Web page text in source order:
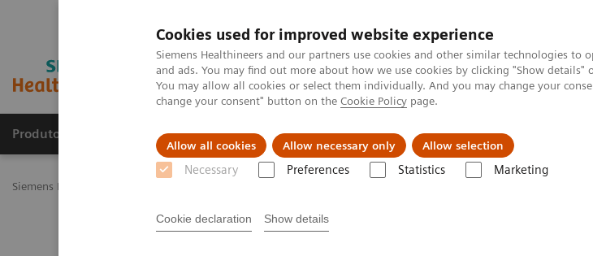
Cookies used for improved website experience
Siemens Healthineers and our partners use cookies and other similar technologies to
and ads. You may find out more about how we use cookies by clicking "Show details"
You may allow all cookies or select them individually. And you may change your
change your consent" button on the Cookie Policy page.
Allow all cookies Allow necessary only Allow selection
Necessary Preferences Statistics Marketing
Cookie declaration Show details
Produtos e serviços Especialidades Clínicas e Patologias Serviços de pós-
Siemens Healthineers Brasil